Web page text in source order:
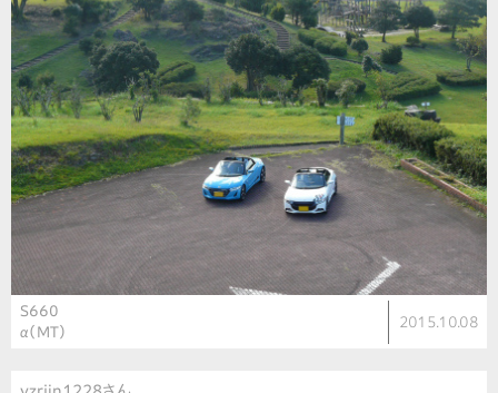
S660
α（MT）
2015.10.08